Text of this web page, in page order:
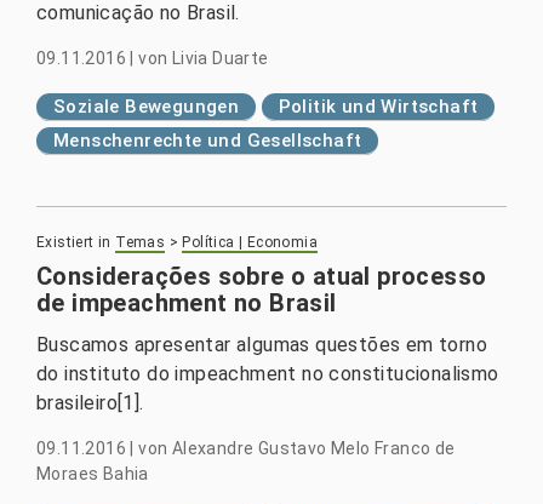
comunicação no Brasil.
09.11.2016 |von Livia Duarte
Soziale Bewegungen
Politik und Wirtschaft
Menschenrechte und Gesellschaft
Existiert in Temas > Política | Economia
Considerações sobre o atual processo
de impeachment no Brasil
Buscamos apresentar algumas questões em torno
do instituto do impeachment no constitucionalismo
brasileiro[1].
09.11.2016 |von Alexandre Gustavo Melo Franco de
Moraes Bahia